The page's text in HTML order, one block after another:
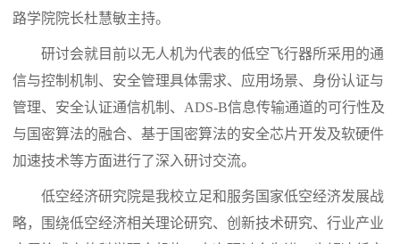
路学院院长杜慧敏主持。
研讨会就目前以无人机为代表的低空飞行器所采用的通
信与控制机制、安全管理具体需求、应用场景、身份认证与
管理、安全认证通信机制、ADS-B信息传输通道的可行性及
与国密算法的融合、基于国密算法的安全芯片开发及软硬件
加速技术等方面进行了深入研讨交流。
低空经济研究院是我校立足和服务国家低空经济发展战
略，围绕低空经济相关理论研究、创新技术研究、行业产业